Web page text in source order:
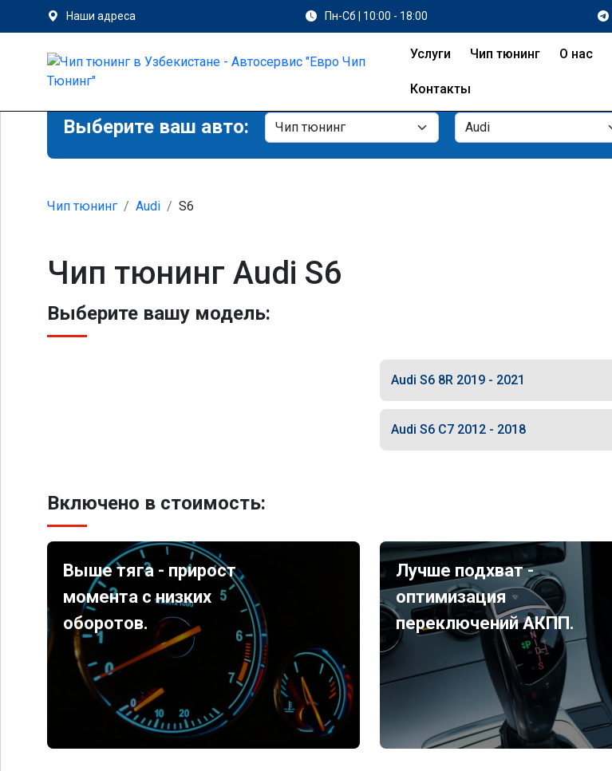
Наши адреса Пн-Сб | 10:00 - 18:00
Услуги Чип тюнинг О нас
Контакты
Выберите ваш авто:
Чип тюнинг Audi S6
Чип тюнинг Audi S6
Выберите вашу модель:
Audi S6 8R 2019 - 2021
Audi S6 C7 2012 - 2018
Включено в стоимость:
Выше тяга - прирост
момента с низких
оборотов.
Лучше подхват -
оптимизация
переключений АКПП.